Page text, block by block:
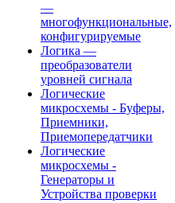
—
многофункциональные,
конфигурируемые
Логика —
преобразователи
уровней сигнала
Логические
микросхемы - Буферы,
Приемники,
Приемопередатчики
Логические
микросхемы -
Генераторы и
Устройства проверки